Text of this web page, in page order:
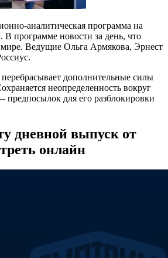
аналитическая программа на
В программе новости за день, что
Ведущие Ольга Армякова, Эрнест
дополнительные силы
неопределенность вокруг
для его разблокировки
дневной выпуск от
онлайн